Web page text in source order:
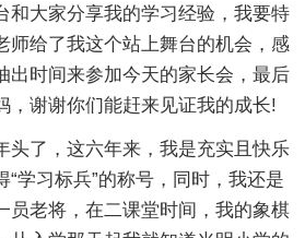
和大家分享我的学习经验，我要特
师给了我这个站上舞台的机会，感
出时间来参加今天的家长会，最后
，谢谢你们能赶来见证我的成长!
头了，这六年来，我是充实且快乐
“学习标兵”的称号，同时，我还是
员老将，在二课堂时间，我的象棋